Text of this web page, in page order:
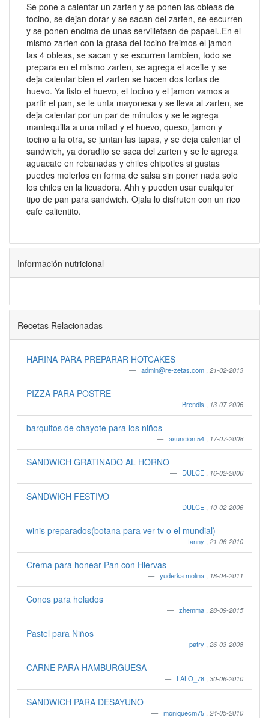
Se pone a calentar un zarten y se ponen las obleas de
tocino, se dejan dorar y se sacan del zarten, se escurren
y se ponen encima de unas servilletasn de papael..En el
mismo zarten con la grasa del tocino freimos el jamon
las 4 obleas, se sacan y se escurren tambien, todo se
prepara en el mismo zarten, se agrega el aceite y se
deja calentar bien el zarten se hacen dos tortas de
huevo. Ya listo el huevo, el tocino y el jamon vamos a
partir el pan, se le unta mayonesa y se lleva al zarten, se
deja calentar por un par de minutos y se le agrega
mantequilla a una mitad y el huevo, queso, jamon y
tocino a la otra, se juntan las tapas, y se deja calentar el
sandwich, ya doradito se saca del zarten y se le agrega
aguacate en rebanadas y chiles chipotles si gustas
puedes molerlos en forma de salsa sin poner nada solo
los chiles en la licuadora. Ahh y pueden usar cualquier
tipo de pan para sandwich. Ojala lo disfruten con un rico
cafe calientito.
Información nutricional
Recetas Relacionadas
HARINA PARA PREPARAR HOTCAKES
admin@re-zetas.com 21-02-2013
PIZZA PARA POSTRE
Brendis 13-07-2006
barquitos de chayote para los niños
asuncion 54 17-07-2008
SANDWICH GRATINADO AL HORNO
DULCE 16-02-2006
SANDWICH FESTIVO
DULCE 10-02-2006
winis preparados(botana para ver tv o el mundial)
fanny 21-06-2010
Crema para honear Pan con Hiervas
yuderka molina 18-04-2011
Conos para helados
zhemma 28-09-2015
Pastel para Niños
patry 26-03-2008
CARNE PARA HAMBURGUESA
LALO_78 30-06-2010
SANDWICH PARA DESAYUNO
moniquecm75 24-05-2010